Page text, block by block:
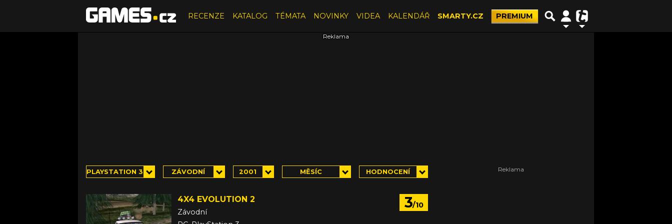
RECENZE KATALOG TÉMATA NOVINKY VIDEA KALENDÁŘ SMARTY.CZ PREMIUM
PLAYSTATION 3 ZÁVODNÍ 2001 MĚSÍC HODNOCENÍ
3/10
4X4 EVOLUTION 2
Závodní